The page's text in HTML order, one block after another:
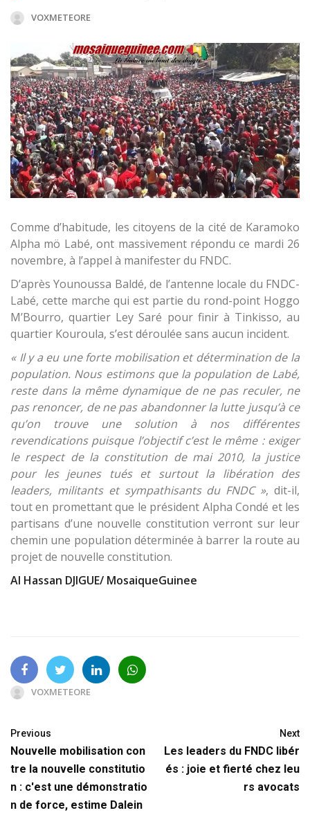
VOXMETEORE
Comme d’habitude, les citoyens de la cité de Karamoko
Alpha mö Labé, ont massivement répondu ce mardi 26
novembre, à l’appel à manifester du FNDC.
D’après Younoussa Baldé, de l’antenne locale du FNDC-
Labé, cette marche qui est partie du rond-point Hoggo
M’Bourro, quartier Ley Saré pour finir à Tinkisso, au
quartier Kouroula, s’est déroulée sans aucun incident.
« Il y a eu une forte mobilisation et détermination de la
population. Nous estimons que la population de Labé,
reste dans la même dynamique de ne pas reculer, ne
pas renoncer, de ne pas abandonner la lutte jusqu’à ce
qu’on trouve une solution à nos différentes
revendications puisque l’objectif c’est le même : exiger
le respect de la constitution de mai 2010, la justice
pour les jeunes tués et surtout la libération des
leaders, militants et sympathisants du FNDC », dit-il,
tout en promettant que le président Alpha Condé et les
partisans d’une nouvelle constitution verront sur leur
chemin une population déterminée à barrer la route au
projet de nouvelle constitution.
Al Hassan DJIGUE/ MosaiqueGuinee
VOXMETEORE
Previous
Nouvelle mobilisation con
tre la nouvelle constitutio
n : c'est une démonstratio
n de force, estime Dalein
Next
Les leaders du FNDC libér
és : joie et fierté chez leu
rs avocats